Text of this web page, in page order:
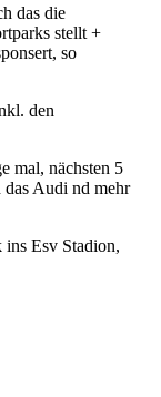
das die
stellt +
so
den
mal, nächsten 5
Audi nd mehr
Esv Stadion,